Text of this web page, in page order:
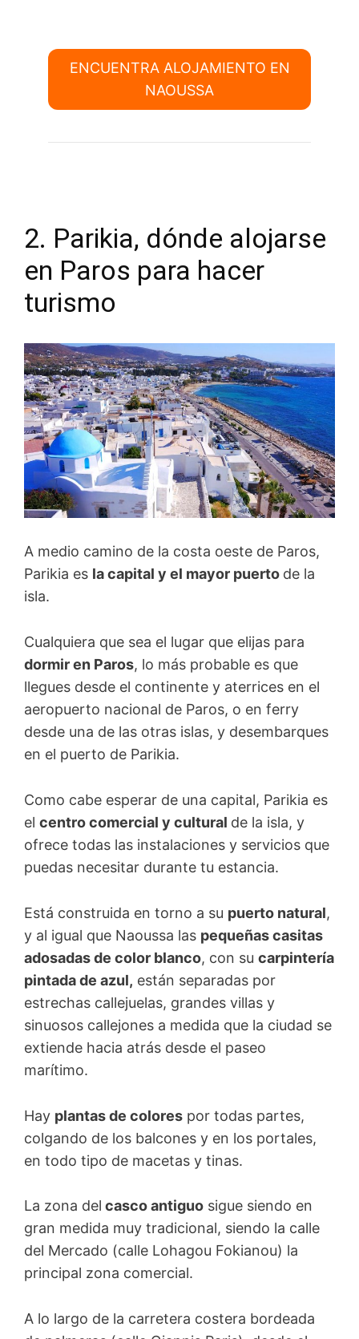
ENCUENTRA ALOJAMIENTO EN
NAOUSSA
2. Parikia, dónde alojarse
en Paros para hacer
turismo
A medio camino de la costa oeste de Paros,
Parikia es la capital y el mayor puerto de la
isla.
Cualquiera que sea el lugar que elijas para
dormir en Paros, lo más probable es que
llegues desde el continente y aterrices en el
aeropuerto nacional de Paros, o en ferry
desde una de las otras islas, y desembarques
en el puerto de Parikia.
Como cabe esperar de una capital, Parikia es
el centro comercial y cultural de la isla, y
ofrece todas las instalaciones y servicios que
puedas necesitar durante tu estancia.
Está construida en torno a su puerto natural,
y al igual que Naoussa las pequeñas casitas
adosadas de color blanco, con su carpintería
pintada de azul, están separadas por
estrechas callejuelas, grandes villas y
sinuosos callejones a medida que la ciudad se
extiende hacia atrás desde el paseo
marítimo.
Hay plantas de colores por todas partes,
colgando de los balcones y en los portales,
en todo tipo de macetas y tinas.
La zona del casco antiguo sigue siendo en
gran medida muy tradicional, siendo la calle
del Mercado (calle Lohagou Fokianou) la
principal zona comercial.
A lo largo de la carretera costera bordeada